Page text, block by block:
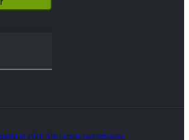
2024. Alle rechten voorbehouden